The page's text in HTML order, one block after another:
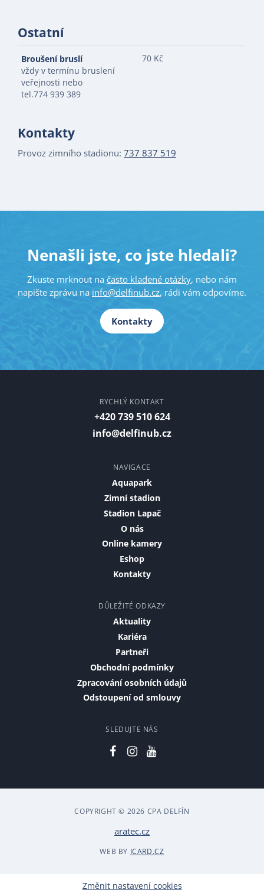
Ostatní
Broušení bruslí
vždy v termínu bruslení
veřejnosti nebo
tel.774 939 389
70 Kč
Kontakty
Provoz zimního stadionu: 737 837 519
Nenašli jste, co jste hledali?
Zkuste mrknout na často kladené otázky, nebo nám
napište zprávu na info@delfinub.cz, rádi vám odpovíme.
Kontakty
RYCHLÝ KONTAKT
+420 739 510 624
info@delfinub.cz
NAVIGACE
Aquapark
Zimní stadion
Stadion Lapač
O nás
Online kamery
Eshop
Kontakty
DŮLEŽITÉ ODKAZY
Aktuality
Kariéra
Partneři
Obchodní podmínky
Zpracování osobních údajů
Odstoupení od smlouvy
SLEDUJTE NÁS
COPYRIGHT © 2026 CPA DELFÍN
aratec.cz
WEB BY ICARD.CZ
Změnit nastavení cookies